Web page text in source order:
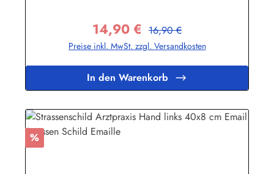
stand! Sie wollen sich das Schild mit Ihrem eigenen Text
beschriften lassen? Hier geht's zu den Sonderanfertigungen
für Emaille Straßenschilder Herstellerinformationen:Buddel-
Hamburginfo@buddel.de
Verkaufspreis:
14,90 € Regulärer Preis:
16,90 €
Preise inkl. MwSt. zzgl. Versandkosten
In den Warenkorb
Rabatt
%